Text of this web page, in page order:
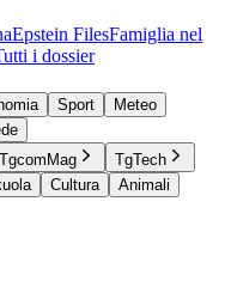
Epstein FilesFamiglia nel
i dossier
Sport
Meteo
TgcomMag
TgTech
Cultura
Animali